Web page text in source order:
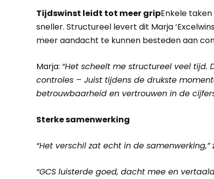
Tijdswinst leidt tot meer gripEnkele
sneller. Structureel levert dit Marja
meer aandacht te kunnen besteden aan
Marja: “Het scheelt me structureel veel
controles – Juist tijdens de drukste
betrouwbaarheid en vertrouwen in de
Sterke samenwerking
“Het verschil zat echt in de samenwerking,”
“GCS luisterde goed, dacht mee en